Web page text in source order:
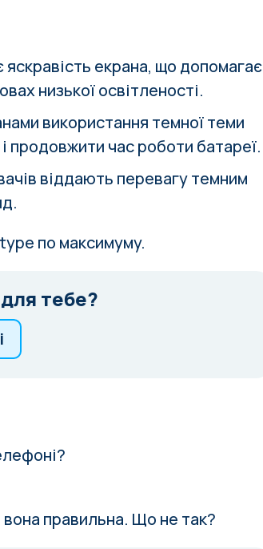
екрана, що допомагає
низької освітленості.
використання темної теми
час роботи батареї.
віддають перевагу темним
по максимуму.
тебе?
вона правильна. Що не так?